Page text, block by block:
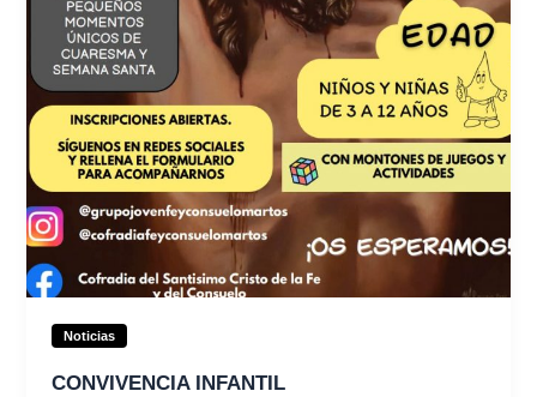
Noticias
CONVIVENCIA INFANTIL